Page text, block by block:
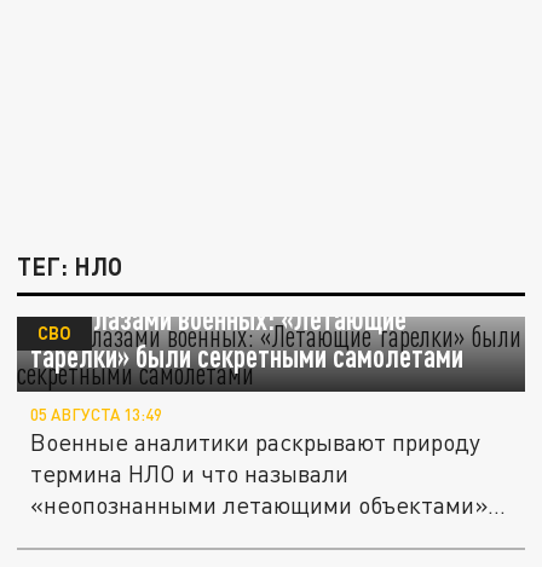
ТЕГ: НЛО
НЛО глазами военных: «Летающие
тарелки» были секретными самолетами
СВО
05 АВГУСТА 13:49
Военные аналитики раскрывают природу
термина НЛО и что называли
«неопознанными летающими объектами» в